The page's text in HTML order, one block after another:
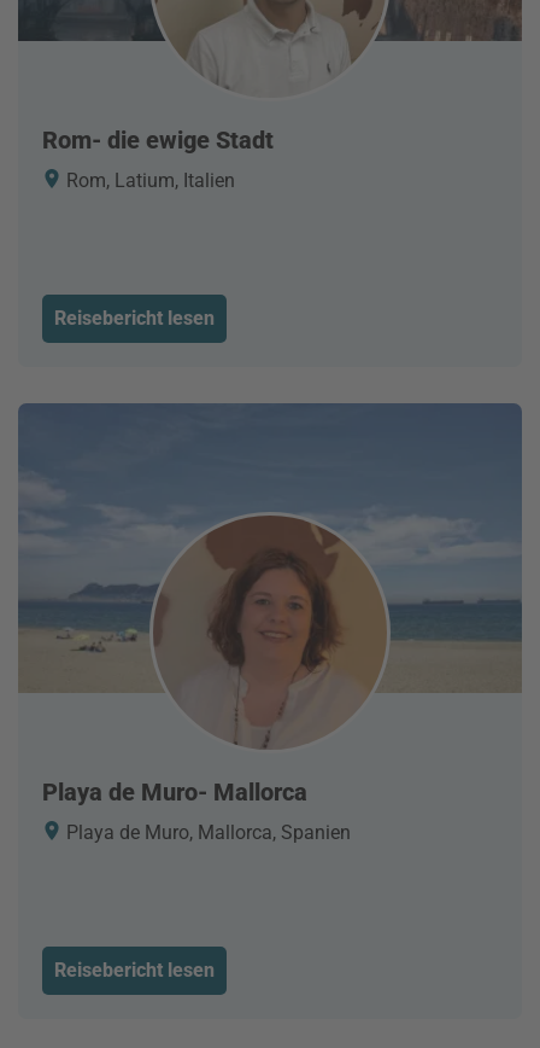
Rom- die ewige Stadt
Rom, Latium, Italien
Reisebericht lesen
Playa de Muro- Mallorca
Playa de Muro, Mallorca, Spanien
Reisebericht lesen